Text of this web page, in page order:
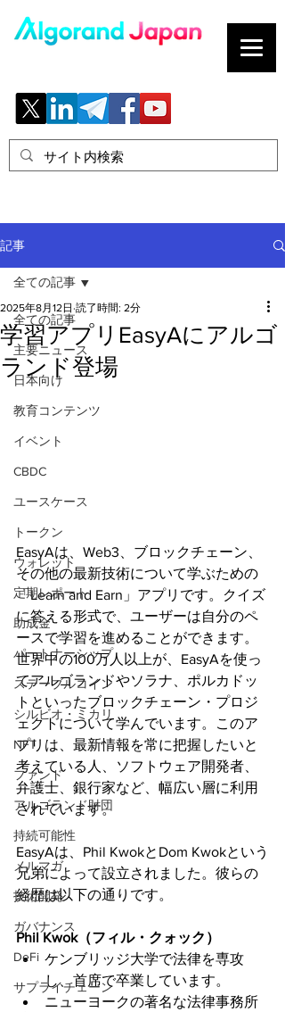
記事
全ての記事
主要ニュース
日本向け
教育コンテンツ
イベント
CBDC
ユースケース
トークン
ウォレット
定期レポート
助成金
パートナーシップ
ステーブルコイン
シルビオ・ミカリ
NFT
ファンド
アルゴランド財団
持続可能性
メルマガ
技術開発
ガバナンス
DeFi
サプライチェーン
全ての記事
学習アプリEasyAにアルゴ
ランド登場
2025年8月12日 読了時間: 2分
EasyAは、Web3、ブロックチェーン、
その他の最新技術について学ぶための
「Learn and Earn」アプリです。クイズ
に答える形式で、ユーザーは自分のペ
ースで学習を進めることができます。
世界中の100万人以上が、EasyAを使っ
てアルゴランドやソラナ、ポルカドッ
トといったブロックチェーン・プロジ
ェクトについて学んでいます。このア
プリは、最新情報を常に把握したいと
考えている人、ソフトウェア開発者、
弁護士、銀行家など、幅広い層に利用
されています。
EasyAは、Phil KwokとDom Kwokという
兄弟によって設立されました。彼らの
経歴は以下の通りです。
Phil Kwok（フィル・クォック）
ケンブリッジ大学で法律を専攻
し、首席で卒業しています。
ニューヨークの著名な法律事務所